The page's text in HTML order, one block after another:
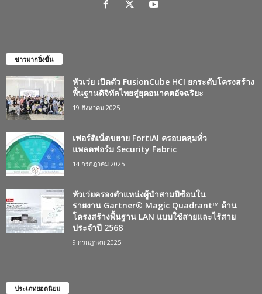
ข่าวมากยิ่งขึ้น
หัวเว่ย เปิดตัว FusionCube HCI ยกระดับโครงสร้าง
พื้นฐานดิจิทัลไทยสู่ยุคอนาคตอัจฉริยะ
19 สิงหาคม 2025
เฟอร์ติเน็ตขยาย FortiAI ครอบคลุมทั่ว
แพลตฟอร์ม Security Fabric
14 กรกฎาคม 2025
หัวเว่ยครองตำแหน่งผู้นำสามปีซ้อนใน
รายงาน Gartner® Magic Quadrant™ ด้าน
โครงสร้างพื้นฐาน LAN แบบใช้สายและไร้สาย
ประจำปี 2568
9 กรกฎาคม 2025
ประเภทยอดนิยม